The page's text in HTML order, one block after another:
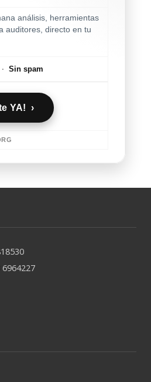
análisis, herramientas
auditores, directo en tu
· Sin spam
YA! ›